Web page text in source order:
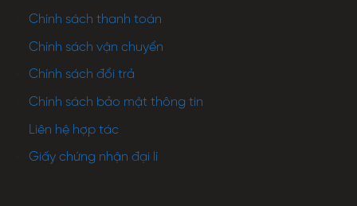
Chính sách thanh toán
Chính sách vận chuyển
Chính sách đổi trả
Chính sách bảo mật thông tin
Liên hệ hợp tác
Giấy chứng nhận đại lí